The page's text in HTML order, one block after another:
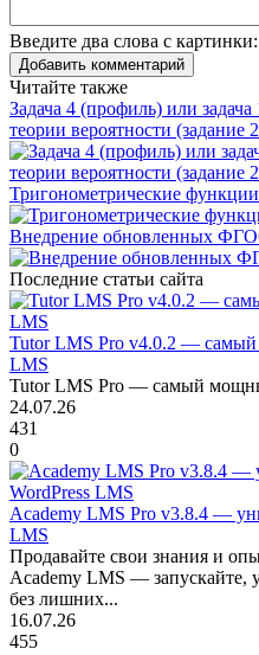
Введите два слова с картинки:
Добавить комментарий
Читайте также
Задача 4 (профиль) или задача
теории вероятности (задание
Тригонометрические функции
Внедрение обновленных
Последние статьи сайта
Tutor LMS Pro v4.0.2 —
LMS
Tutor LMS Pro — самый
24.07.26
431
0
Academy LMS Pro v3.8.4 —
LMS
Продавайте свои знания и
Academy LMS — запускайте,
без лишних...
16.07.26
455